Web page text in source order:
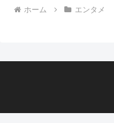
ホーム エンタメ